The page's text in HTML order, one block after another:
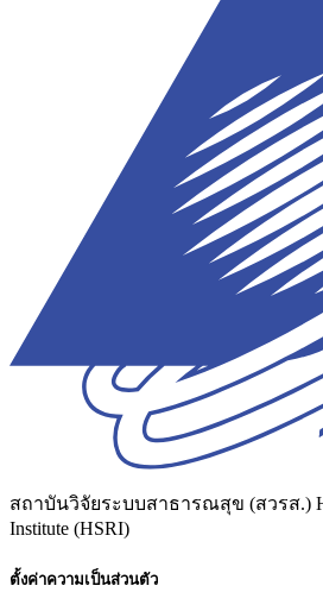
สถาบันวิจัยระบบสาธารณสุข (สวรส.)
Institute (HSRI)
ตั้งค่าความเป็นส่วนตัว